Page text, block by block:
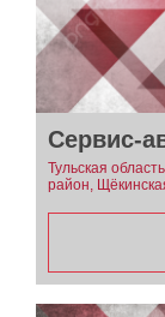
Сервис-
Тульская
район,